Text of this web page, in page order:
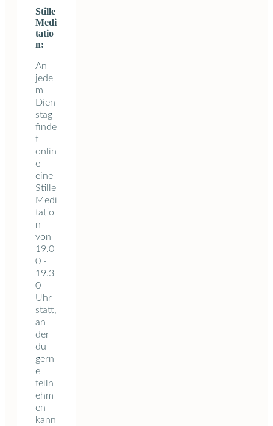
Stille
Medi
tatio
n:
An
jede
m
Dien
stag
finde
t
onlin
e
eine
Stille
Medi
tatio
n
von
19.0
0 -
19.3
0
Uhr
statt,
an
der
du
gern
e
teiln
ehm
en
kann